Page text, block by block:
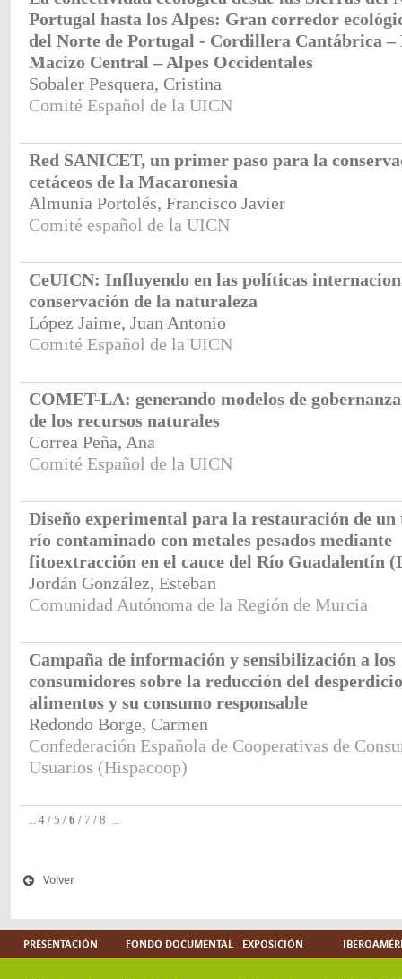
Portugal hasta los Alpes: Gran corredor
del Norte de Portugal - Cordillera Cantábrica –
Macizo Central – Alpes Occidentales
Sobaler Pesquera, Cristina
Comité Español de la UICN
Red SANICET, un primer paso para la
cetáceos de la Macaronesia
Almunia Portolés, Francisco Javier
Comité español de la UICN
CeUICN: Influyendo en las políticas
conservación de la naturaleza
López Jaime, Juan Antonio
Comité Español de la UICN
COMET-LA: generando modelos de
de los recursos naturales
Correa Peña, Ana
Comité Español de la UICN
Diseño experimental para la restauración de un
río contaminado con metales pesados mediante
fitoextracción en el cauce del Río Guadalentín
Jordán González, Esteban
Comunidad Autónoma de la Región de Murcia
Campaña de información y sensibilización a los
consumidores sobre la reducción del
alimentos y su consumo responsable
Redondo Borge, Carmen
Confederación Española de Cooperativas de
Usuarios (Hispacoop)
... 4 / 5 / 6 / 7 / 8 ...
Volver
PRESENTACIÓN FONDO DOCUMENTAL EXPOSICIÓN